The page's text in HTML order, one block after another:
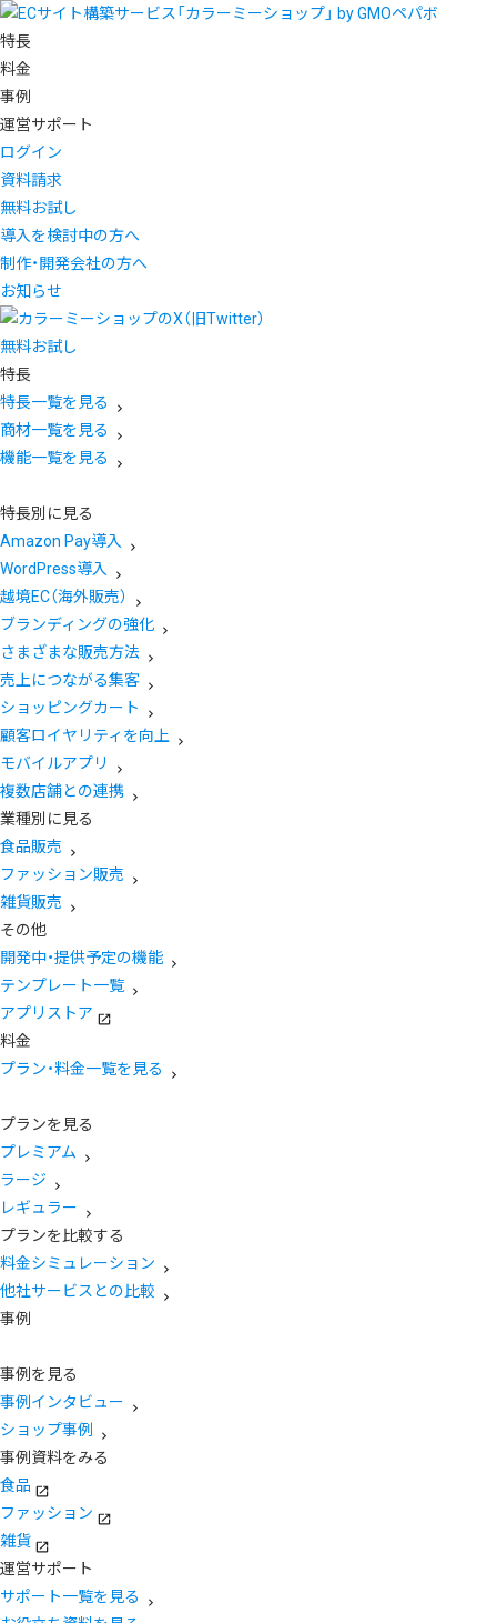
特長
料金
事例
運営サポート
ログイン
資料請求
無料お試し
導入を検討中の方へ
制作・開発会社の方へ
お知らせ
無料お試し
特長
特長一覧を見る
商材一覧を見る
機能一覧を見る
特長別に見る
Amazon Pay導入
WordPress導入
越境EC（海外販売）
ブランディングの強化
さまざまな販売方法
売上につながる集客
ショッピングカート
顧客ロイヤリティを向上
モバイルアプリ
複数店舗との連携
業種別に見る
食品販売
ファッション販売
雑貨販売
その他
開発中・提供予定の機能
テンプレート一覧
アプリストア
料金
プラン・料金一覧を見る
プランを見る
プレミアム
ラージ
レギュラー
プランを比較する
料金シミュレーション
他社サービスとの比較
事例
事例を見る
事例インタビュー
ショップ事例
事例資料をみる
食品
ファッション
雑貨
運営サポート
サポート一覧を見る